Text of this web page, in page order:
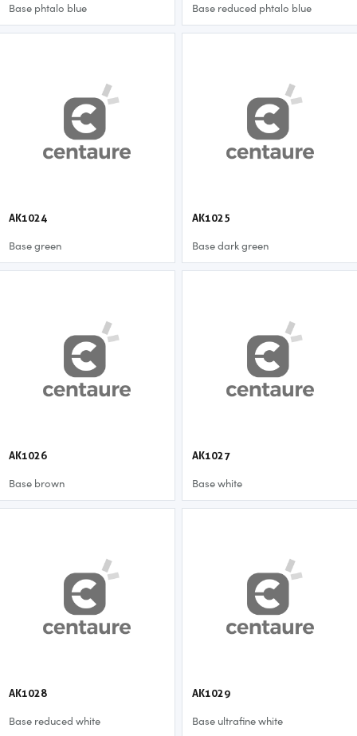
Base phtalo blue Base reduced phtalo blue
AK1024
Base green
AK1025
Base dark green
AK1026
Base brown
AK1027
Base white
AK1028
Base reduced white
AK1029
Base ultrafine white